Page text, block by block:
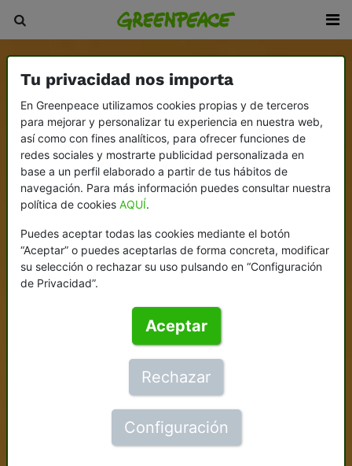
Tu privacidad nos importa
En Greenpeace utilizamos cookies propias y de terceros
para mejorar y personalizar tu experiencia en nuestra web,
así como con fines analíticos, para ofrecer funciones de
redes sociales y mostrarte publicidad personalizada en
base a un perfil elaborado a partir de tus hábitos de
navegación. Para más información puedes consultar nuestra
política de cookies AQUÍ.
Puedes aceptar todas las cookies mediante el botón
“Aceptar” o puedes aceptarlas de forma concreta, modificar
su selección o rechazar su uso pulsando en “Configuración
de Privacidad”.
Aceptar
Rechazar
Configuración